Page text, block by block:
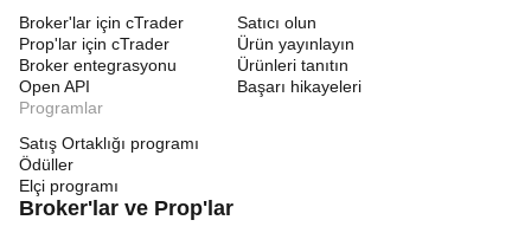
Broker'lar için cTrader
Prop'lar için cTrader
Broker entegrasyonu
Open API
Satıcı olun
Ürün yayınlayın
Ürünleri tanıtın
Başarı hikayeleri
Programlar
Satış Ortaklığı programı
Ödüller
Elçi programı
Broker'lar ve Prop'lar